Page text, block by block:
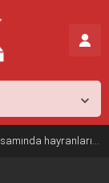
Tuğba Ünal, Dünya Sarılma Günü kapsamında hayranlarıyla buluştu